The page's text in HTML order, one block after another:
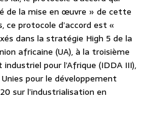
de la mise en œuvre » de cette
ce protocole d’accord est «
dans la stratégie High 5 de la
africaine (UA), à la troisième
pour l’Afrique (IDDA III),
pour le développement
sur l’industrialisation en